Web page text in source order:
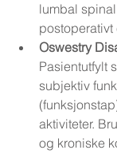
lumbal
postoperativt
Oswestry
Pasientutfylt
subjektiv
aktiviteter.
og kroniske